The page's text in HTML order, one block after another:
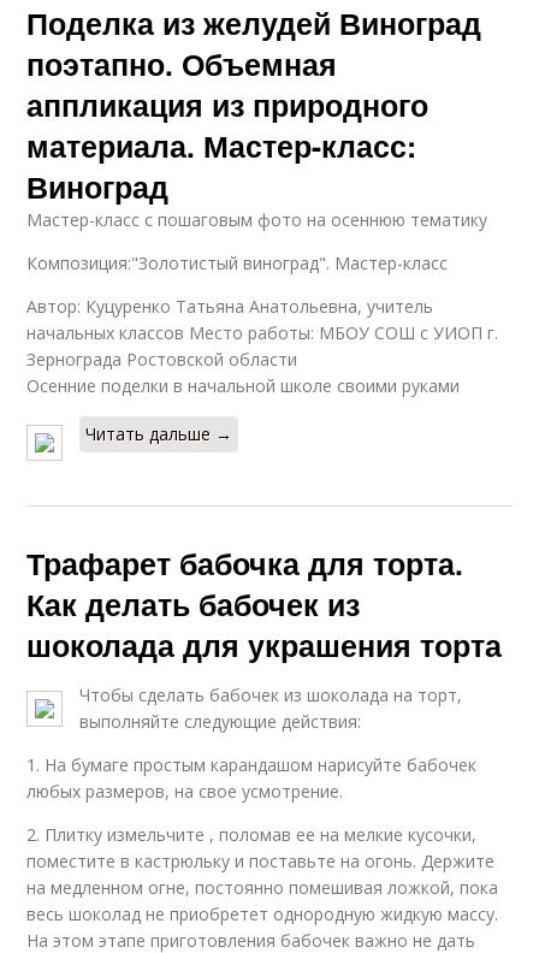
Поделка из желудей Виноград
поэтапно. Объемная
аппликация из природного
материала. Мастер-класс:
Виноград
Мастер-класс с пошаговым фото на осеннюю тематику
Композиция:"Золотистый виноград". Мастер-класс
Автор: Куцуренко Татьяна Анатольевна, учитель
начальных классов Место работы: МБОУ СОШ с УИОП г.
Зернограда Ростовской области
Осенние поделки в начальной школе своими руками
Читать дальше →
Трафарет бабочка для торта.
Как делать бабочек из
шоколада для украшения торта
Чтобы сделать бабочек из шоколада на торт,
выполняйте следующие действия:
1. На бумаге простым карандашом нарисуйте бабочек
любых размеров, на свое усмотрение.
2. Плитку измельчите , поломав ее на мелкие кусочки,
поместите в кастрюльку и поставьте на огонь. Держите
на медленном огне, постоянно помешивая ложкой, пока
весь шоколад не приобретет однородную жидкую массу.
На этом этапе приготовления бабочек важно не дать